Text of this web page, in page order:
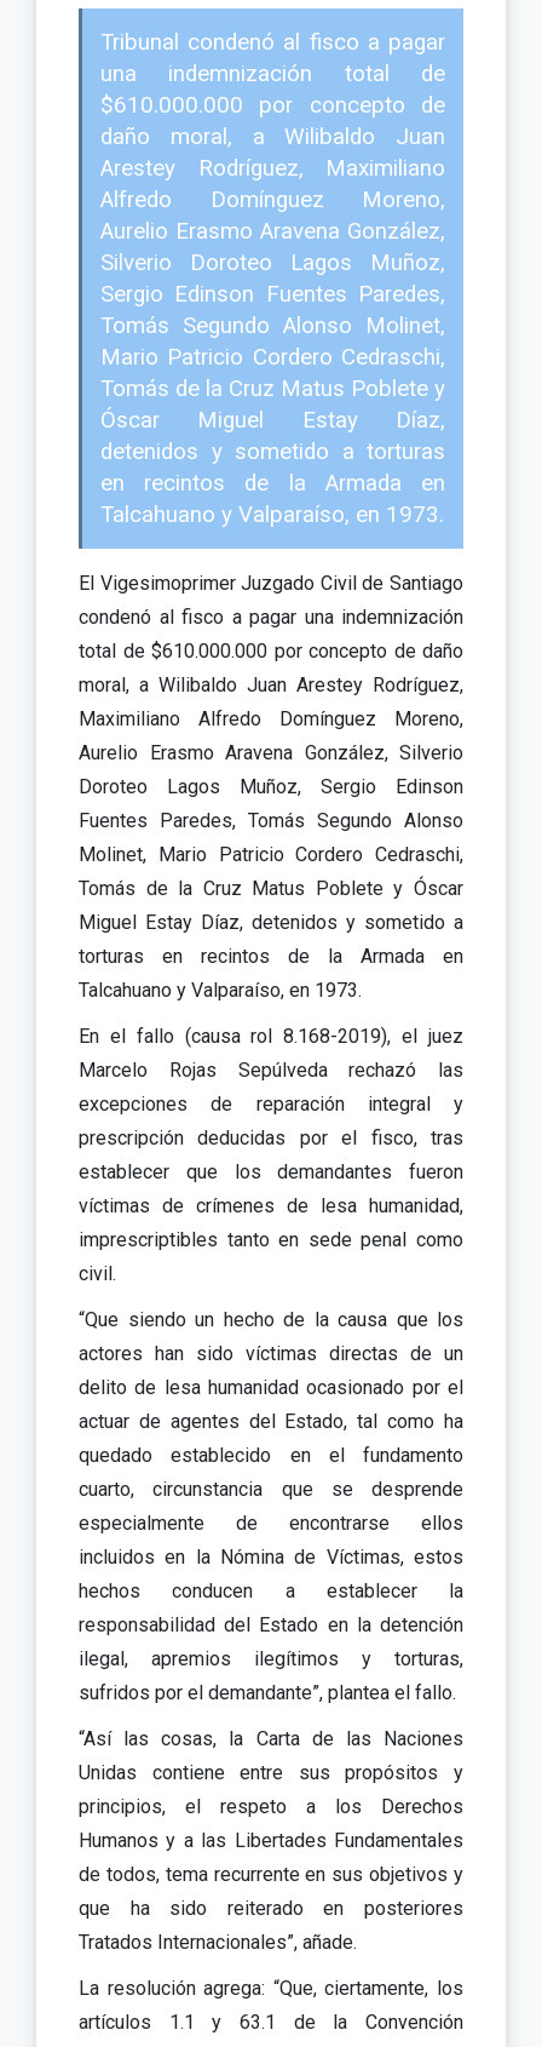
Tribunal condenó al fisco a pagar
una indemnización total de
$610.000.000 por concepto de
daño moral, a Wilibaldo Juan
Arestey Rodríguez, Maximiliano
Alfredo Domínguez Moreno,
Aurelio Erasmo Aravena González,
Silverio Doroteo Lagos Muñoz,
Sergio Edinson Fuentes Paredes,
Tomás Segundo Alonso Molinet,
Mario Patricio Cordero Cedraschi,
Tomás de la Cruz Matus Poblete y
Óscar Miguel Estay Díaz,
detenidos y sometido a torturas
en recintos de la Armada en
Talcahuano y Valparaíso, en 1973.
El Vigesimoprimer Juzgado Civil de Santiago
condenó al fisco a pagar una indemnización
total de $610.000.000 por concepto de daño
moral, a Wilibaldo Juan Arestey Rodríguez,
Maximiliano Alfredo Domínguez Moreno,
Aurelio Erasmo Aravena González, Silverio
Doroteo Lagos Muñoz, Sergio Edinson
Fuentes Paredes, Tomás Segundo Alonso
Molinet, Mario Patricio Cordero Cedraschi,
Tomás de la Cruz Matus Poblete y Óscar
Miguel Estay Díaz, detenidos y sometido a
torturas en recintos de la Armada en
Talcahuano y Valparaíso, en 1973.
En el fallo (causa rol 8.168-2019), el juez
Marcelo Rojas Sepúlveda rechazó las
excepciones de reparación integral y
prescripción deducidas por el fisco, tras
establecer que los demandantes fueron
víctimas de crímenes de lesa humanidad,
imprescriptibles tanto en sede penal como
civil.
“Que siendo un hecho de la causa que los
actores han sido víctimas directas de un
delito de lesa humanidad ocasionado por el
actuar de agentes del Estado, tal como ha
quedado establecido en el fundamento
cuarto, circunstancia que se desprende
especialmente de encontrarse ellos
incluidos en la Nómina de Víctimas, estos
hechos conducen a establecer la
responsabilidad del Estado en la detención
ilegal, apremios ilegítimos y torturas,
sufridos por el demandante”, plantea el fallo.
“Así las cosas, la Carta de las Naciones
Unidas contiene entre sus propósitos y
principios, el respeto a los Derechos
Humanos y a las Libertades Fundamentales
de todos, tema recurrente en sus objetivos y
que ha sido reiterado en posteriores
Tratados Internacionales”, añade.
La resolución agrega: “Que, ciertamente, los
artículos 1.1 y 63.1 de la Convención